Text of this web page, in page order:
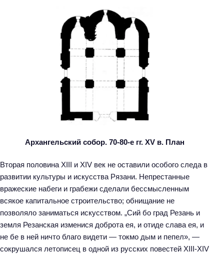
Архангельский собор. 70-80-е гг. XV в. План
Вторая половина XIII и XIV век не оставили особого следа в
развитии культуры и искусства Рязани. Непрестанные
вражеские набеги и грабежи сделали бессмысленным
всякое капитальное строительство; обнищание не
позволяло заниматься искусством. „Сий бо град Резань и
земля Резанская изменися доброта ея, и отиде слава ея, и
не бе в ней ничто благо видети — токмо дым и пепел», —
сокрушался летописец в одной из русских повестей XIII-XIV
Н
а